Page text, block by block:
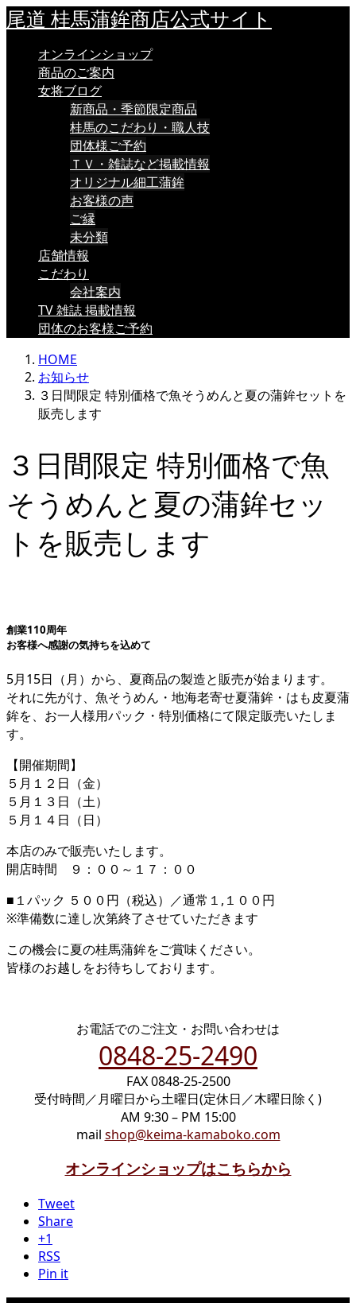
尾道 桂馬蒲鉾商店公式サイト
オンラインショップ
商品のご案内
女将ブログ
新商品・季節限定商品
桂馬のこだわり・職人技
団体様ご予約
ＴＶ・雑誌など掲載情報
オリジナル細工蒲鉾
お客様の声
ご縁
未分類
店舗情報
こだわり
会社案内
TV 雑誌 掲載情報
団体のお客様ご予約
HOME
お知らせ
３日間限定 特別価格で魚そうめんと夏の蒲鉾セットを
販売します
３日間限定 特別価格で魚
そうめんと夏の蒲鉾セッ
トを販売します
創業110周年
お客様へ感謝の気持ちを込めて
5月15日（月）から、夏商品の製造と販売が始まります。
それに先がけ、魚そうめん・地海老寄せ夏蒲鉾・はも皮夏蒲
鉾を、お一人様用パック・特別価格にて限定販売いたしま
す。
【開催期間】
５月１２日（金）
５月１３日（土）
５月１４日（日）
本店のみで販売いたします。
開店時間 ９：００～１７：００
■１パック ５００円（税込）／通常１,１００円
※準備数に達し次第終了させていただきます
この機会に夏の桂馬蒲鉾をご賞味ください。
皆様のお越しをお待ちしております。
お電話でのご注文・お問い合わせは
0848-25-2490
FAX 0848-25-2500
受付時間／月曜日から土曜日(定休日／木曜日除く)
AM 9:30 – PM 15:00
mail shop@keima-kamaboko.com
オンラインショップはこちらから
Tweet
Share
+1
RSS
Pin it